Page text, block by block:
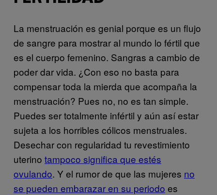
La menstruación es genial porque es un flujo
de sangre para mostrar al mundo lo fértil que
es el cuerpo femenino. Sangras a cambio de
poder dar vida. ¿Con eso no basta para
compensar toda la mierda que acompaña la
menstruación? Pues no, no es tan simple.
Puedes ser totalmente infértil y aún así estar
sujeta a los horribles cólicos menstruales.
Desechar con regularidad tu revestimiento
uterino tampoco significa que estés
ovulando. Y el rumor de que las mujeres no
se pueden embarazar en su periodo es